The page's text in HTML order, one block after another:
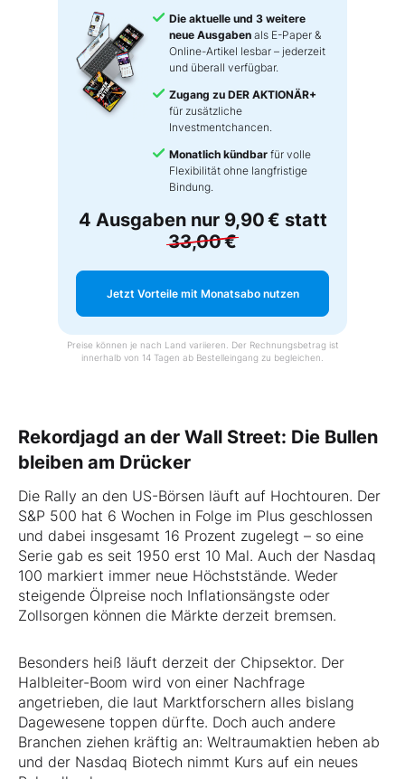
Die aktuelle und 3 weitere
neue Ausgaben als E-Paper &
Online-Artikel lesbar – jederzeit
und überall verfügbar.
Zugang zu DER AKTIONÄR+
für zusätzliche
Investmentchancen.
Monatlich kündbar für volle
Flexibilität ohne langfristige
Bindung.
4 Ausgaben nur 9,90 € statt
33,00 €
Jetzt Vorteile mit Monatsabo nutzen
Preise können je nach Land variieren. Der Rechnungsbetrag ist
innerhalb von 14 Tagen ab Bestelleingang zu begleichen.
Rekordjagd an der Wall Street: Die Bullen
bleiben am Drücker
Die Rally an den US-Börsen läuft auf Hochtouren. Der
S&P 500 hat 6 Wochen in Folge im Plus geschlossen
und dabei insgesamt 16 Prozent zugelegt – so eine
Serie gab es seit 1950 erst 10 Mal. Auch der Nasdaq
100 markiert immer neue Höchststände. Weder
steigende Ölpreise noch Inflationsängste oder
Zollsorgen können die Märkte derzeit bremsen.
Besonders heiß läuft derzeit der Chipsektor. Der
Halbleiter-Boom wird von einer Nachfrage
angetrieben, die laut Marktforschern alles bislang
Dagewesene toppen dürfte. Doch auch andere
Branchen ziehen kräftig an: Weltraumaktien heben ab
und der Nasdaq Biotech nimmt Kurs auf ein neues